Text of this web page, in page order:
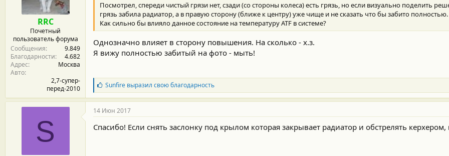
RRC
Почетный
пользователь форума
Сообщения
9.849
Благодарности
4.682
Адрес
Москва
Авто
2,7-супер-
перед-2010
Посмотрел, спереди чистый грязи нет, сзади (со стороны колеса) есть грязь, но если визуально поделить
грязь забила радиатор, а в правую сторону (ближе к центру) уже чище и не сказать что бы забито полностью.
Как сильно бы влияло данное состояние на температуру ATF в системе?
Однозначно влияет в сторону повышения. На сколько - х.з.
Я вижу полностью забитый на фото - мыть!
Б
л
а
г
о
д
а
Sunfireвыразил свою благодарность
S
14 Июн 2017
Спасибо! Если снять заслонку под крылом которая закрывает радиатор и обстрелять